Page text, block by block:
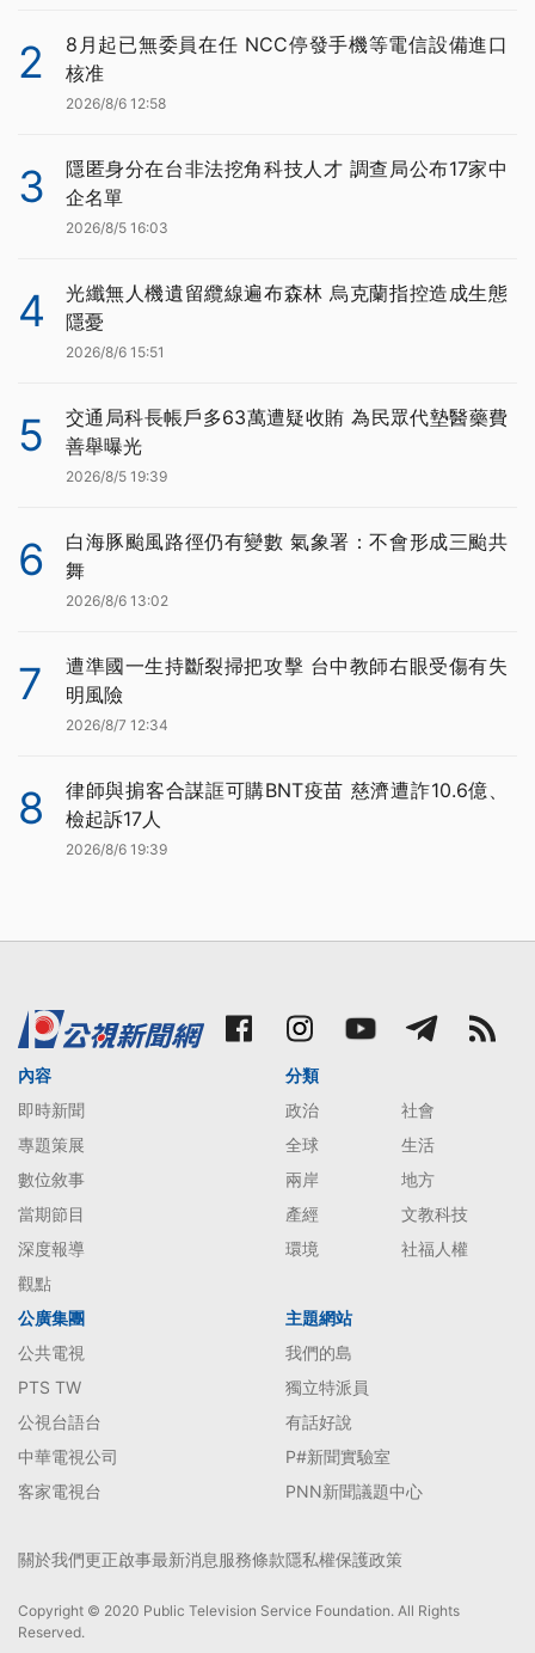
2
8月起已無委員在任 NCC停發手機等電信設備進口
核准
2026/8/6 12:58
3
隱匿身分在台非法挖角科技人才 調查局公布17家中
企名單
2026/8/5 16:03
4
光纖無人機遺留纜線遍布森林 烏克蘭指控造成生態
隱憂
2026/8/6 15:51
5
交通局科長帳戶多63萬遭疑收賄 為民眾代墊醫藥費
善舉曝光
2026/8/5 19:39
6
白海豚颱風路徑仍有變數 氣象署：不會形成三颱共
舞
2026/8/6 13:02
7
遭準國一生持斷裂掃把攻擊 台中教師右眼受傷有失
明風險
2026/8/7 12:34
8
律師與掮客合謀誆可購BNT疫苗 慈濟遭詐10.6億、
檢起訴17人
2026/8/6 19:39
內容
即時新聞
專題策展
數位敘事
當期節目
深度報導
觀點
分類
政治
社會
全球
生活
兩岸
地方
產經
文教科技
環境
社福人權
公廣集團
公共電視
PTS TW
公視台語台
中華電視公司
客家電視台
主題網站
我們的島
獨立特派員
有話好說
P#新聞實驗室
PNN新聞議題中心
關於我們更正啟事最新消息服務條款隱私權保護政策
Copyright © 2020 Public Television Service Foundation. All Rights
Reserved.